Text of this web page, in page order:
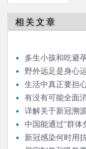
章
导
航
相关文章
多生小孩和吃避
野外远足是身心
发言生活中真正要担
有没有可能全面
详解关于新冠溯
中国能通过“群体
新冠感染何时用